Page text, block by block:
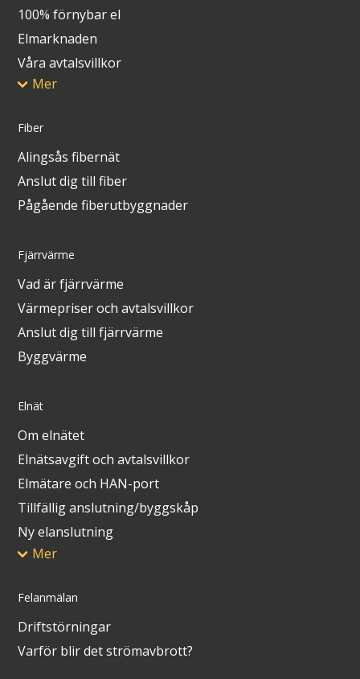
100% förnybar el
Elmarknaden
Våra avtalsvillkor
Mer
Fiber
Alingsås fibernät
Anslut dig till fiber
Pågående fiberutbyggnader
Fjärrvärme
Vad är fjärrvärme
Värmepriser och avtalsvillkor
Anslut dig till fjärrvärme
Byggvärme
Elnät
Om elnätet
Elnätsavgift och avtalsvillkor
Elmätare och HAN-port
Tillfällig anslutning/byggskåp
Ny elanslutning
Mer
Felanmälan
Driftstörningar
Varför blir det strömavbrott?